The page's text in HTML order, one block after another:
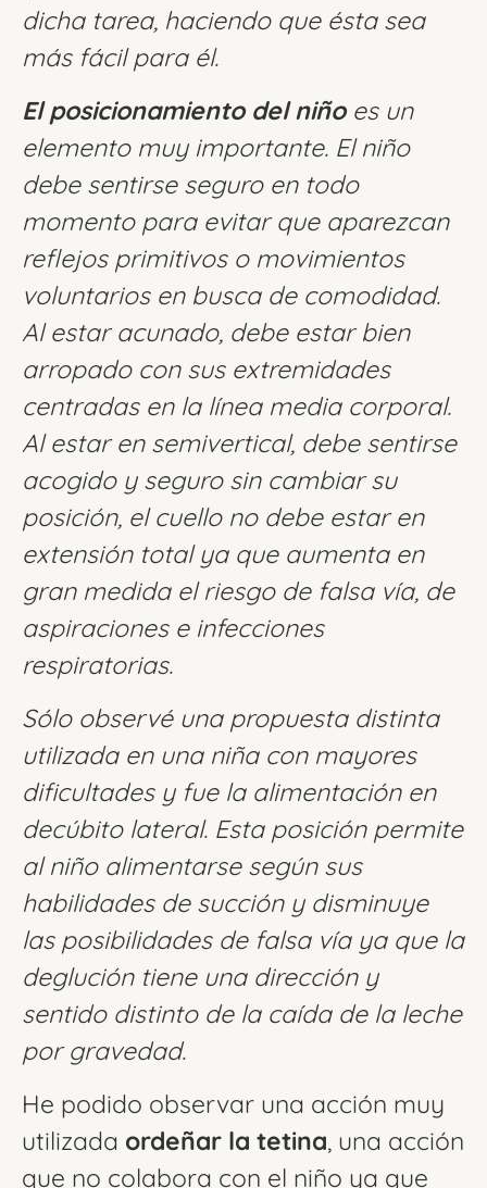
dicha tarea, haciendo que ésta sea
más fácil para él.
El posicionamiento del niñoes un
elemento muy importante. El niño
debe sentirse seguro en todo
momento para evitar que aparezcan
reflejos primitivos o movimientos
voluntarios en busca de comodidad.
Al estar acunado, debe estar bien
arropado con sus extremidades
centradas en la línea media corporal.
Al estar en semivertical, debe sentirse
acogido y seguro sin cambiar su
posición, el cuello no debe estar en
extensión total ya que aumenta en
gran medida el riesgo de falsa vía, de
aspiraciones e infecciones
respiratorias.
Sólo observé una propuesta distinta
utilizada en una niña con mayores
dificultades y fue la alimentación en
decúbito lateral. Esta posición permite
al niño alimentarse según sus
habilidades de succión y disminuye
las posibilidades de falsa vía ya que la
deglución tiene una dirección y
sentido distinto de la caída de la leche
por gravedad.
He podido observar una acción muy
utilizada ordeñar la tetina, una acción
que no colabora con el niño ya que